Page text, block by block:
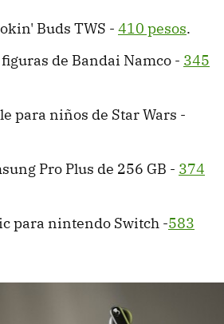
Buds TWS - 410 pesos.
de Bandai Namco - 345
para niños de Star Wars -
Pro Plus de 256 GB - 374
para nintendo Switch -583